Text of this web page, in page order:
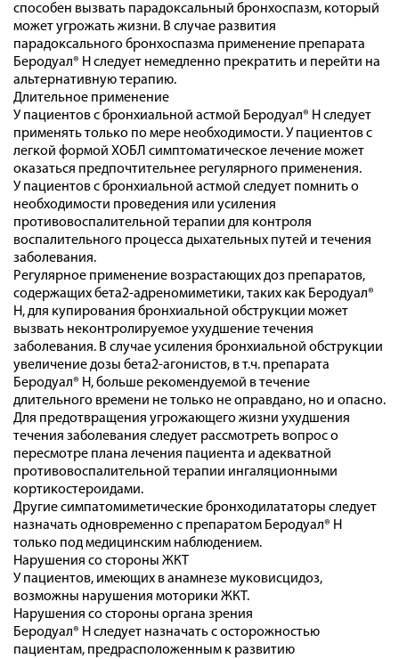
способен вызвать парадоксальный бронхоспазм, который
может угрожать жизни. В случае развития
парадоксального бронхоспазма применение препарата
Беродуал® Н следует немедленно прекратить и перейти на
альтернативную терапию.
Длительное применение
У пациентов с бронхиальной астмой Беродуал® Н следует
применять только по мере необходимости. У пациентов с
легкой формой ХОБЛ симптоматическое лечение может
оказаться предпочтительнее регулярного применения.
У пациентов с бронхиальной астмой следует помнить о
необходимости проведения или усиления
противовоспалительной терапии для контроля
воспалительного процесса дыхательных путей и течения
заболевания.
Регулярное применение возрастающих доз препаратов,
содержащих бета2-адреномиметики, таких как Беродуал®
Н, для купирования бронхиальной обструкции может
вызвать неконтролируемое ухудшение течения
заболевания. В случае усиления бронхиальной обструкции
увеличение дозы бета2-агонистов, в т.ч. препарата
Беродуал® Н, больше рекомендуемой в течение
длительного времени не только не оправдано, но и опасно.
Для предотвращения угрожающего жизни ухудшения
течения заболевания следует рассмотреть вопрос о
пересмотре плана лечения пациента и адекватной
противовоспалительной терапии ингаляционными
кортикостероидами.
Другие симпатомиметические бронходилататоры следует
назначать одновременно с препаратом Беродуал® Н
только под медицинским наблюдением.
Нарушения со стороны ЖКТ
У пациентов, имеющих в анамнезе муковисцидоз,
возможны нарушения моторики ЖКТ.
Нарушения со стороны органа зрения
Беродуал® Н следует назначать с осторожностью
пациентам, предрасположенным к развитию